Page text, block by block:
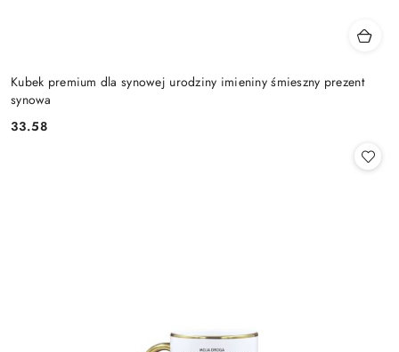
Kubek premium dla synowej urodziny imieniny śmieszny prezent
synowa
Cena:
33.58